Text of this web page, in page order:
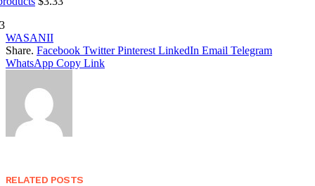
WASANII
Share. Facebook Twitter Pinterest LinkedIn Email Telegram
WhatsApp Copy Link
RELATED POSTS